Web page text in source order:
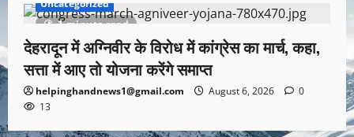
1 minute read
Uncategorized
देहरादून में अग्निवीर के विरोध में कांग्रेस का मार्च, कहा,
सत्ता में आए तो योजना करेंगे समाप्त
helpinghandnews1@gmail.com August 6, 2026
0
13